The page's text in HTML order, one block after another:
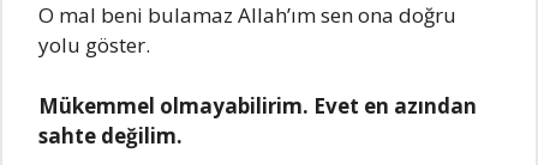
O mal beni bulamaz Allah’ım sen ona doğru
yolu göster.
Mükemmel olmayabilirim. Evet en azından
sahte değilim.